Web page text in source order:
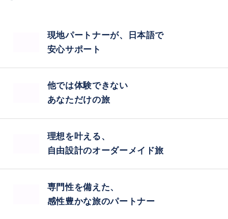
現地パートナーが、日本語で
安心サポート
他では体験できない
あなただけの旅
理想を叶える、
自由設計のオーダーメイド旅
専門性を備えた、
感性豊かな旅のパートナー